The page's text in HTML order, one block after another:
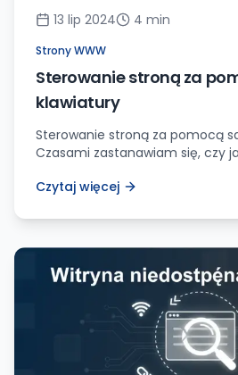
13 lip 2024 4 min
Strony WWW
Sterowanie stroną za
klawiatury
Sterowanie stroną za pomocą
Czasami zastanawiam się, czy
niezbędne dla większości ludzi –
intuicyjne i szybkie poruszanie
Czytaj więcej